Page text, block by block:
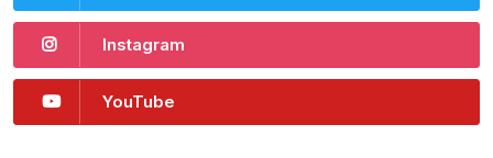
Instagram
YouTube